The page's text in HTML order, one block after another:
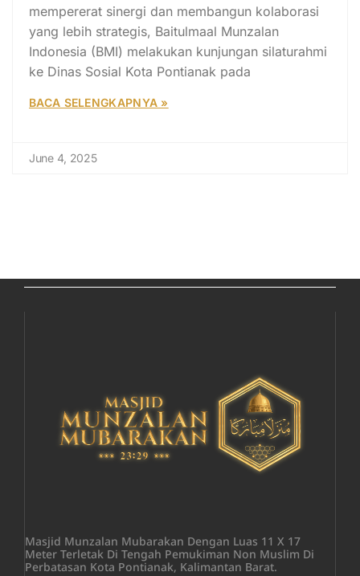
mempererat sinergi dan membangun kolaborasi
yang lebih strategis, Baitulmaal Munzalan
Indonesia (BMI) melakukan kunjungan silaturahmi
ke Dinas Sosial Kota Pontianak pada
BACA SELENGKAPNYA »
June 4, 2025
Masjid Munzalan Mubarakan Dengan Luas 11 X 17
Meter Terletak Di Tengah Pemukiman Non Muslim Di
Perbatasan Kota Pontianak, Kalimantan Barat.